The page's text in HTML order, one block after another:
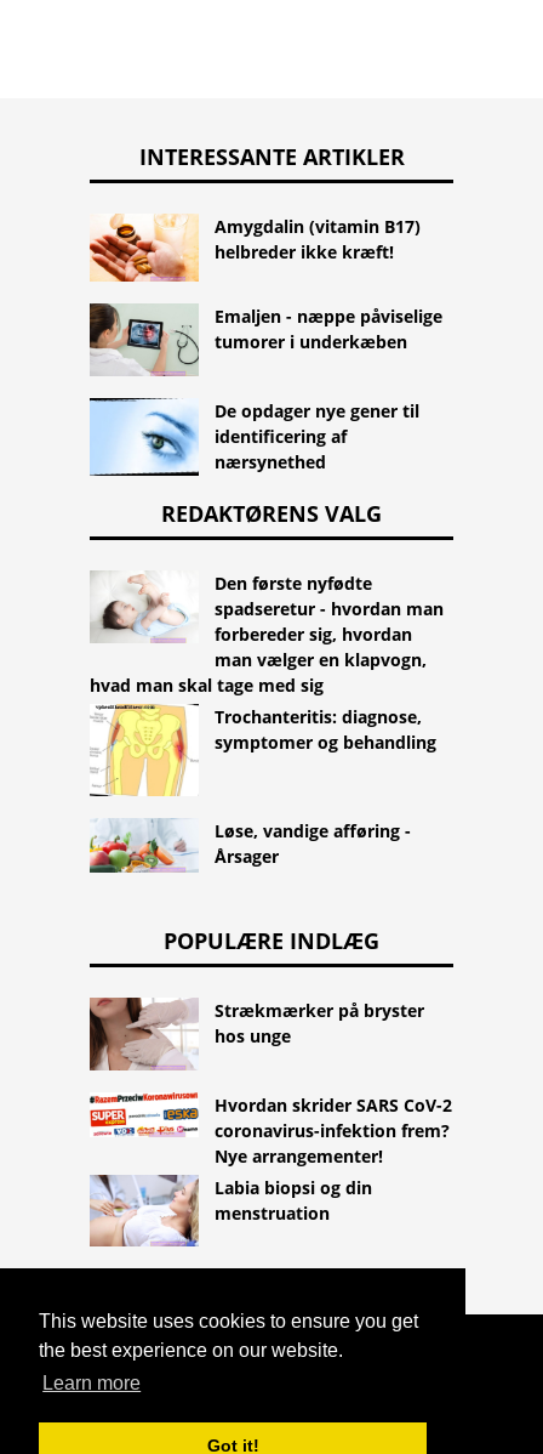
This website uses cookies to ensure you get
the best experience on our website.
Learn more
Got it!
INTERESSANTE ARTIKLER
Amygdalin (vitamin B17)
helbreder ikke kræft!
Emaljen - næppe påviselige
tumorer i underkæben
De opdager nye gener til
identificering af
nærsynethed
REDAKTØRENS VALG
Den første nyfødte
spadseretur - hvordan man
forbereder sig, hvordan
man vælger en klapvogn,
hvad man skal tage med sig
Trochanteritis: diagnose,
symptomer og behandling
Løse, vandige afføring -
Årsager
POPULÆRE INDLÆG
Strækmærker på bryster
hos unge
Hvordan skrider SARS CoV-2
coronavirus-infektion frem?
Nye arrangementer!
Labia biopsi og din
menstruation
COPYRIGHT 2026
VIRKNINGERNE AF KOKAIN PÅ
SUNDHEDEN